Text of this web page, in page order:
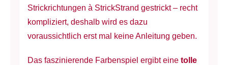
Strickrichtungen à StrickStrand gestrickt – recht
kompliziert, deshalb wird es dazu
voraussichtlich erst mal keine Anleitung geben.
Das faszinierende Farbenspiel ergibt einetolle